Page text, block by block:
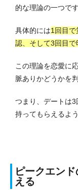
的な理論の一つです
具体的には1回目
認、そして3回目
この理論を恋愛に
脈ありかどうかを
つまり、デートは
持ってもらえるよ
ピークエン
える